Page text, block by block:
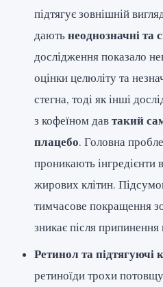
підтягує зовнішній
даютьнеоднозначні та
дослідження показало
оцінки целюліту та
стегна, тоді як інші
з кофеїном давтакий
плацебо. Головна
проникають інгредієнти
жирових клітин.
тимчасове покращення
зникає після припинення
Ретинол та підтягуючі
ретиноїди трохи